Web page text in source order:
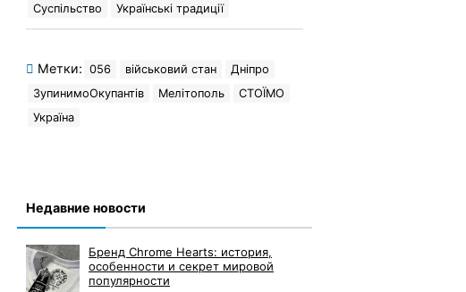
Суспільство
Українські традиції
Метки: 056 військовий стан
Дніпро
ЗупинимоОкупантів
Мелітополь
СТОЇМО
Україна
Недавние новости
Бренд Chrome Hearts: история,
особенности и секрет мировой
популярности